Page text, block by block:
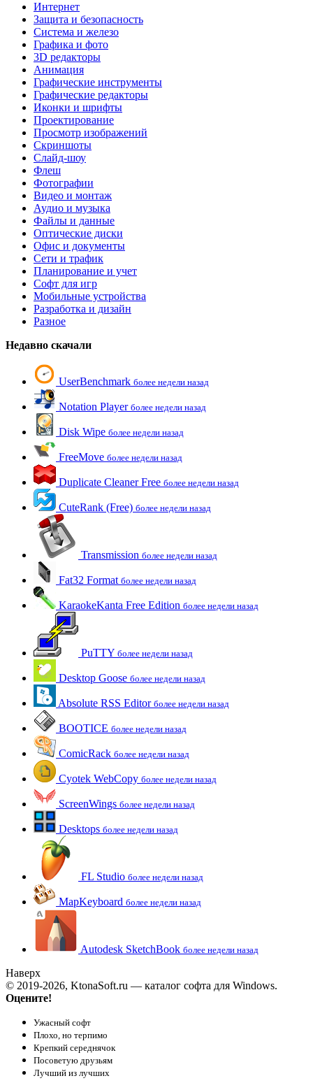
Интернет
Защита и безопасность
Система и железо
Графика и фото
3D редакторы
Анимация
Графические инструменты
Графические редакторы
Иконки и шрифты
Проектирование
Просмотр изображений
Скриншоты
Слайд-шоу
Флеш
Фотографии
Видео и монтаж
Аудио и музыка
Файлы и данные
Оптические диски
Офис и документы
Сети и трафик
Планирование и учет
Софт для игр
Мобильные устройства
Разработка и дизайн
Разное
Недавно скачали
UserBenchmark более недели назад
Notation Player более недели назад
Disk Wipe более недели назад
FreeMove более недели назад
Duplicate Cleaner Free более недели назад
CuteRank (Free) более недели назад
Transmission более недели назад
Fat32 Format более недели назад
KaraokeKanta Free Edition более недели назад
PuTTY более недели назад
Desktop Goose более недели назад
Absolute RSS Editor более недели назад
BOOTICE более недели назад
ComicRack более недели назад
Cyotek WebCopy более недели назад
ScreenWings более недели назад
Desktops более недели назад
FL Studio более недели назад
MapKeyboard более недели назад
Autodesk SketchBook более недели назад
Наверх
© 2019-2026, KtonaSoft.ru — каталог софта для Windows.
Оцените!
Ужасный софт
Плохо, но терпимо
Крепкий середнячок
Посоветую друзьям
Лучший из лучших